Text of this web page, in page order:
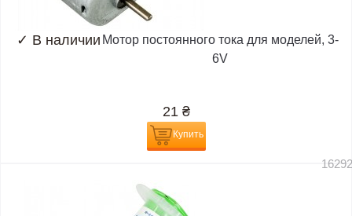
✓ В наличии Мотор постоянного тока для моделей, 3-
6V
21 ₴
Купить